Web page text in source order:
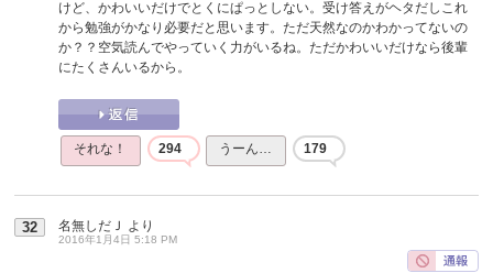
けど、かわいいだけでとくにぱっとしない。受け答えがヘタだしこれ
から勉強がかなり必要だと思います。ただ天然なのかわかってないの
か？？空気読んでやっていく力がいるね。ただかわいいだけなら後輩
にたくさんいるから。
それな！ 294 うーん… 179
32 名無しだＪ より
2016年1月4日 5:18 PM